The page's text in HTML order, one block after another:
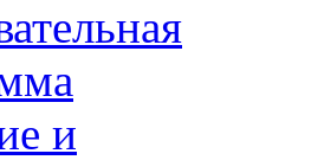
и